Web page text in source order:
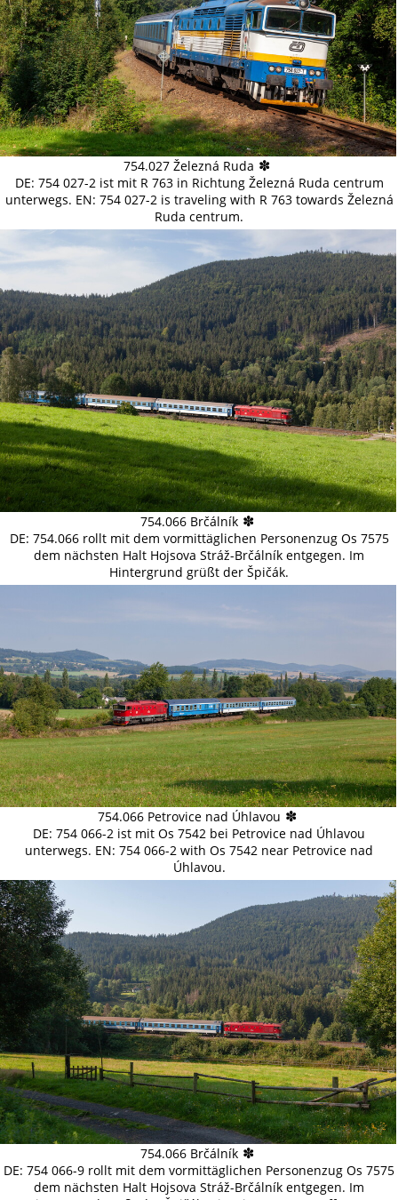
754.027 Železná Ruda ✽
DE: 754 027-2 ist mit R 763 in Richtung Železná Ruda centrum
unterwegs. EN: 754 027-2 is traveling with R 763 towards Železná
Ruda centrum.
754.066 Brčálník ✽
DE: 754.066 rollt mit dem vormittäglichen Personenzug Os 7575
dem nächsten Halt Hojsova Stráž-Brčálník entgegen. Im
Hintergrund grüßt der Špičák.
754.066 Petrovice nad Úhlavou ✽
DE: 754 066-2 ist mit Os 7542 bei Petrovice nad Úhlavou
unterwegs. EN: 754 066-2 with Os 7542 near Petrovice nad
Úhlavou.
754.066 Brčálník ✽
DE: 754 066-9 rollt mit dem vormittäglichen Personenzug Os 7575
dem nächsten Halt Hojsova Stráž-Brčálník entgegen. Im